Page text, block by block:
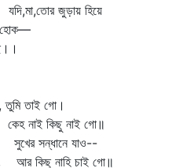
জুড়ায় হিয়ে
তাই গো।
নাই কিছু নাই গো॥
সন্ধানে যাও--
আর কিছু নাহি চাই গো॥